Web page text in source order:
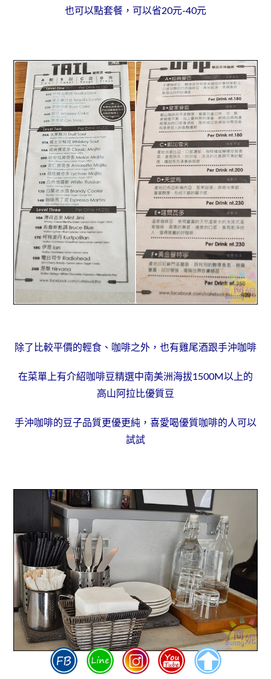
也可以點套餐，可以省20元-40元
除了比較平價的輕食、咖啡之外，也有雞尾酒跟手沖咖啡
在菜單上有介紹咖啡豆精選中南美洲海拔1500M以上的
高山阿拉比優質豆
手沖咖啡的豆子品質更優更純，喜愛喝優質咖啡的人可以
試試